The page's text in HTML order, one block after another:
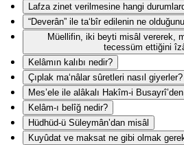
Lafza zinet verilmesine hangi
“Deverân” ile ta‘bîr edilenin ne
Müellifin, iki beyti misâl vererek,
tecessüm ettiğini
Kelâmın kalıbı nedir?
Çıplak ma‘nâlar sûretleri nasıl giyerler?
Mes’ele ile alâkalı Hakîm-i
Kelâm-ı belîğ nedir?
Hüdhüd-ü Süleymân’dan misâl
Kuyûdat ve maksat ne gibi olmak